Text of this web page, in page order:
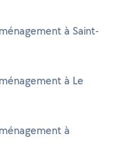
à Saint-
à Le
à